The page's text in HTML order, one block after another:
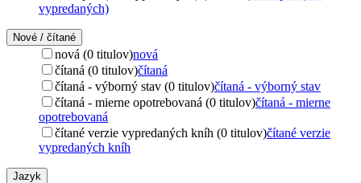
vypredaných)
Nové / čítané
nová (0 titulov)nová
čítaná (0 titulov)čítaná
čítaná - výborný stav (0 titulov)čítaná - výborný stav
čítaná - mierne opotrebovaná (0 titulov)čítaná - mierne
opotrebovaná
čítané verzie vypredaných kníh (0 titulov)čítané verzie
vypredaných kníh
Jazyk